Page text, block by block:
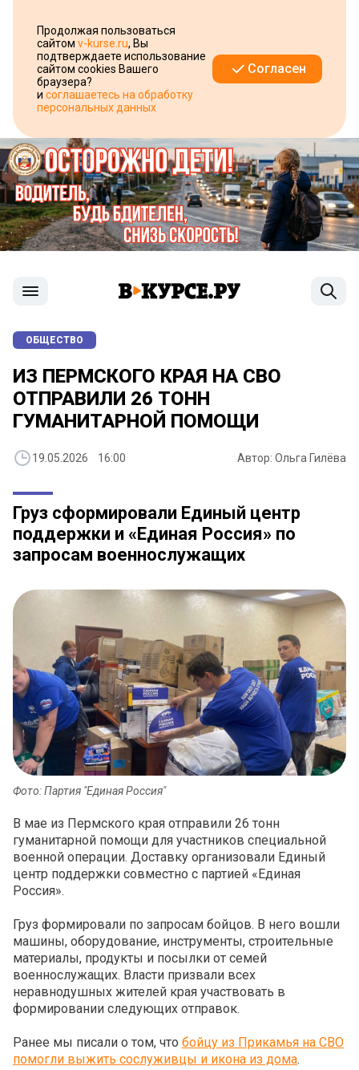
Продолжая пользоваться
сайтом v-kurse.ru, Вы
подтверждаете использование
сайтом cookies Вашего
браузера?
и соглашаетесь на обработку
персональных данных
Согласен
ОБЩЕСТВО
ИЗ ПЕРМСКОГО КРАЯ НА СВО
ОТПРАВИЛИ 26 ТОНН
ГУМАНИТАРНОЙ ПОМОЩИ
19.05.2026 16:00 Автор: Ольга Гилёва
Груз сформировали Единый центр
поддержки и «Единая Россия» по
запросам военнослужащих
Фото: Партия "Единая Россия"
В мае из Пермского края отправили 26 тонн
гуманитарной помощи для участников специальной
военной операции. Доставку организовали Единый
центр поддержки совместно с партией «Единая
Россия».
Груз формировали по запросам бойцов. В него вошли
машины, оборудование, инструменты, строительные
материалы, продукты и посылки от семей
военнослужащих. Власти призвали всех
неравнодушных жителей края участвовать в
формировании следующих отправок.
Ранее мы писали о том, что бойцу из Прикамья на СВО
помогли выжить сослуживцы и икона из дома.